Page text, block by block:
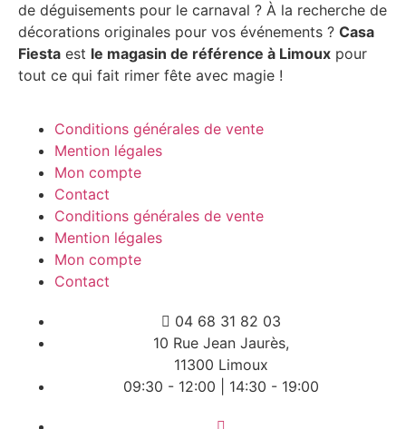
de déguisements pour le carnaval ? À la recherche de
décorations originales pour vos événements ? Casa
Fiesta est le magasin de référence à Limoux pour
tout ce qui fait rimer fête avec magie !
Conditions générales de vente
Mention légales
Mon compte
Contact
Conditions générales de vente
Mention légales
Mon compte
Contact
04 68 31 82 03
10 Rue Jean Jaurès,
11300 Limoux
09:30 - 12:00 | 14:30 - 19:00